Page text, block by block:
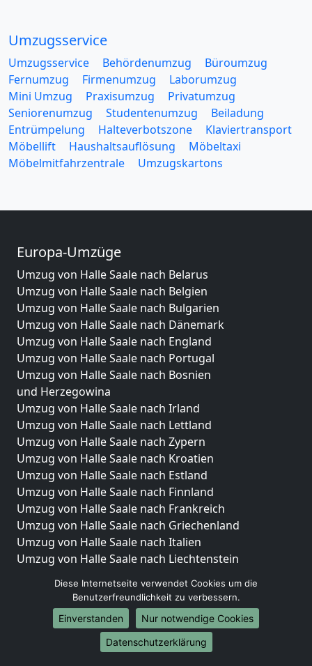
Umzugsservice
Umzugsservice Behördenumzug
Büroumzug
Fernumzug
Firmenumzug
Laborumzug
Mini Umzug
Praxisumzug
Privatumzug
Seniorenumzug
Studentenumzug
Beiladung
Entrümpelung
Halteverbotszone
Klaviertransport
Möbellift
Haushaltsauflösung
Möbeltaxi
Möbelmitfahrzentrale
Umzugskartons
Europa-Umzüge
Umzug von Halle Saale nach Belarus
Umzug von Halle Saale nach Belgien
Umzug von Halle Saale nach Bulgarien
Umzug von Halle Saale nach Dänemark
Umzug von Halle Saale nach England
Umzug von Halle Saale nach Portugal
Umzug von Halle Saale nach Bosnien
und Herzegowina
Umzug von Halle Saale nach Irland
Umzug von Halle Saale nach Lettland
Umzug von Halle Saale nach Zypern
Umzug von Halle Saale nach Kroatien
Umzug von Halle Saale nach Estland
Umzug von Halle Saale nach Finnland
Umzug von Halle Saale nach Frankreich
Umzug von Halle Saale nach Griechenland
Umzug von Halle Saale nach Italien
Umzug von Halle Saale nach Liechtenstein
Umzug von Halle Saale nach Niederlande
Umzug von Halle Saale nach Norwegen
Umzüge-Deutschlandweit
Diese Internetseite verwendet Cookies um die
Benutzerfreundlichkeit zu verbessern.
Einverstanden
Nur notwendige Cookies
Datenschutzerklärung